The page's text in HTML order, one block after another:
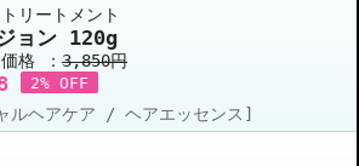
リートメント
ョン 120g
格 ： 3,850円
2% OFF
ルヘアケア / ヘアエッセンス]